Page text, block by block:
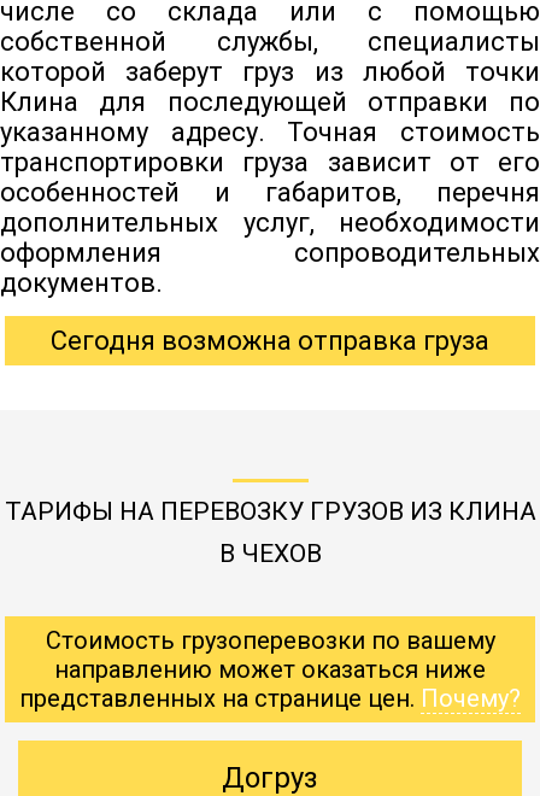
числе со склада или с помощью
собственной службы, специалисты
которой заберут груз из любой точки
Клина для последующей отправки по
указанному адресу. Точная стоимость
транспортировки груза зависит от его
особенностей и габаритов, перечня
дополнительных услуг, необходимости
оформления сопроводительных
документов.
Сегодня возможна отправка груза
ТАРИФЫ НА ПЕРЕВОЗКУ ГРУЗОВ ИЗ КЛИНА
В ЧЕХОВ
Стоимость грузоперевозки по вашему
направлению может оказаться ниже
представленных на странице цен. Почему?
Догруз